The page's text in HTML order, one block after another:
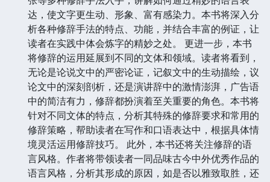
达，使文字更生动、形象、富有感染力。本书将深入分
析各种修辞手法的特点、功能，并结合丰富的例证，让
读者在实践中体会炼字的精妙之处。 更进一步，本书
将修辞的运用延展到不同的文体和领域。读者将看到，
无论是论说文中的严密论证，记叙文中的生动描绘，议
论文中的深刻剖析，还是演讲辞中的激情澎湃，广告语
中的简洁有力，修辞都扮演着至关重要的角色。本书将
针对不同文体的特点，分析其特殊的修辞要求和常用的
修辞策略，帮助读者在写作和口语表达中，根据具体情
境灵活运用修辞技巧。 此外，本书还将关注修辞的语
言风格。作者将带领读者一同品味古今中外优秀作品的
语言风格，分析其形成的原因，如是否以雅致取胜，还